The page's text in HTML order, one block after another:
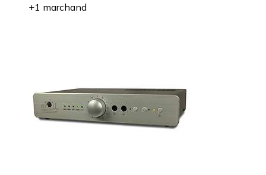
+1 marchand